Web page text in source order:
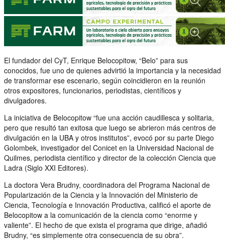
El fundador del CyT, Enrique Belocopitow, “Belo” para sus
conocidos, fue uno de quienes advirtió la importancia y la necesidad
de transformar ese escenario, según coincidieron en la reunión
otros expositores, funcionarios, periodistas, científicos y
divulgadores.
La iniciativa de Belocopitow “fue una acción caudillesca y solitaria,
pero que resultó tan exitosa que luego se abrieron más centros de
divulgación en la UBA y otros institutos”, evocó por su parte Diego
Golombek, investigador del Conicet en la Universidad Nacional de
Quilmes, periodista científico y director de la colección Ciencia que
Ladra (Siglo XXI Editores).
La doctora Vera Brudny, coordinadora del Programa Nacional de
Popularización de la Ciencia y la Innovación del Ministerio de
Ciencia, Tecnología e Innovación Productiva, calificó el aporte de
Belocopitow a la comunicación de la ciencia como “enorme y
valiente”. El hecho de que exista el programa que dirige, añadió
Brudny, “es simplemente otra consecuencia de su obra”.